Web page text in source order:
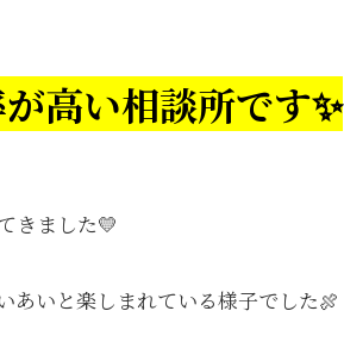
高い相談所です✨
きました💛
あいと楽しまれている様子でした🍖